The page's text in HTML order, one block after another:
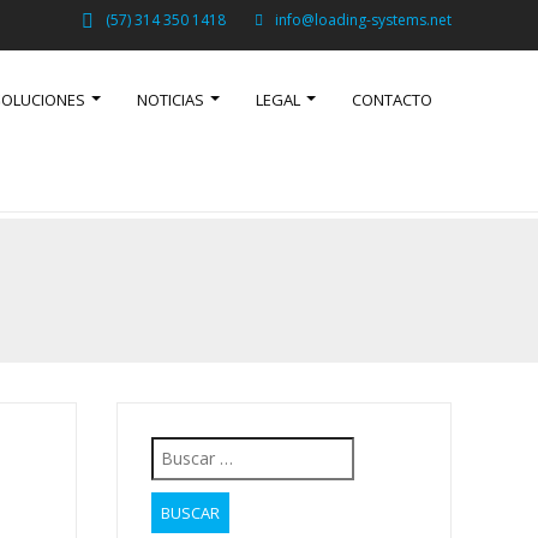
(57) 314 350 1418 info@loading-systems.net
NOTICIAS LEGAL CONTACTO
Buscar: